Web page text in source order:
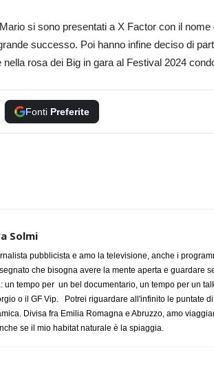
si sono presentati a X Factor con il
successo. Poi hanno infine deciso di
rosa dei Big in gara al Festival 2024
Fonti Preferite
Solmi
pubblicista e amo la televisione, anche i
che bisogna avere la mente aperta e guardare
un tempo per un bel documentario, un tempo per un
o il GF Vip. Potrei riguardare all'infinito le puntate di
Divisa fra Emilia Romagna e Abruzzo, amo
se il mio habitat naturale è la spiaggia.